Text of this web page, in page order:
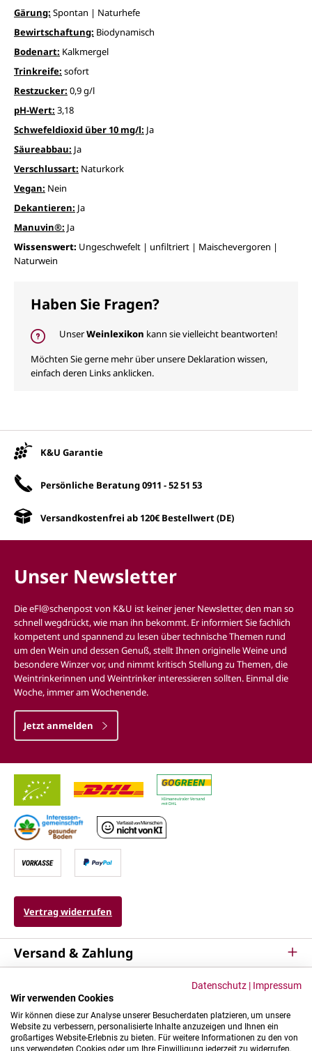
Gärung: Spontan | Naturhefe
Bewirtschaftung: Biodynamisch
Bodenart: Kalkmergel
Trinkreife: sofort
Restzucker: 0,9 g/l
pH-Wert: 3,18
Schwefeldioxid über 10 mg/l: Ja
Säureabbau: Ja
Verschlussart: Naturkork
Vegan: Nein
Dekantieren: Ja
Manuvin®: Ja
Wissenswert: Ungeschwefelt | unfiltriert | Maischevergoren |
Naturwein
Haben Sie Fragen?
UnserWeinlexikon kann sie vielleicht beantworten!
Möchten Sie gerne mehr über unsere Deklaration wissen,
einfach deren Links anklicken.
K&U Garantie
Persönliche Beratung0911 - 52 51 53
Versandkostenfrei ab 120€ Bestellwert (DE)
Unser Newsletter
Die eFl@schenpost von K&U ist keiner jener Newsletter, den man so
schnell wegdrückt, wie man ihn bekommt. Er informiert Sie fachlich
kompetent und spannend zu lesen über technische Themen rund
um den Wein und dessen Genuß, stellt Ihnen originelle Weine und
besondere Winzer vor, und nimmt kritisch Stellung zu Themen, die
Weintrinkerinnen und Weintrinker interessieren sollten. Einmal die
Woche, immer am Wochenende.
Jetzt anmelden
Vertrag widerrufen
Versand & Zahlung
Kontakt & Mehr
Datenschutz | Impressum
Wir verwenden Cookies
Wir können diese zur Analyse unserer Besucherdaten platzieren, um unsere
Website zu verbessern, personalisierte Inhalte anzuzeigen und Ihnen ein
großartiges Website-Erlebnis zu bieten. Für weitere Informationen zu den von
uns verwendeten Cookies oder um Ihre Einwilligung jederzeit zu widerrufen,